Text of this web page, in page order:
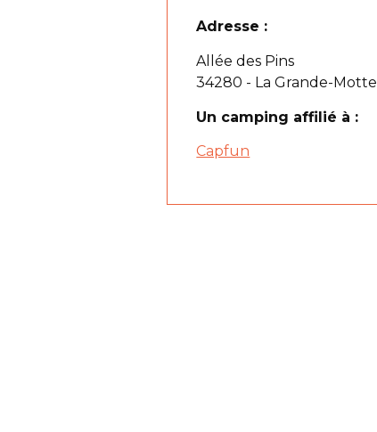
Adresse :
Allée des Pins
34280 - La Grande-Motte
Un camping affilié à :
Capfun